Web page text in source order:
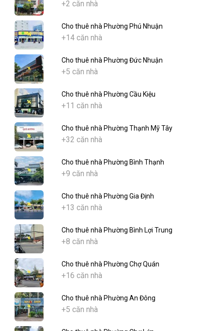
+2 căn nhà
Cho thuê nhà Phường Phú Nhuận
+14 căn nhà
Cho thuê nhà Phường Đức Nhuận
+5 căn nhà
Cho thuê nhà Phường Cầu Kiệu
+11 căn nhà
Cho thuê nhà Phường Thạnh Mỹ Tây
+32 căn nhà
Cho thuê nhà Phường Bình Thạnh
+9 căn nhà
Cho thuê nhà Phường Gia Định
+13 căn nhà
Cho thuê nhà Phường Bình Lợi Trung
+8 căn nhà
Cho thuê nhà Phường Chợ Quán
+16 căn nhà
Cho thuê nhà Phường An Đông
+5 căn nhà